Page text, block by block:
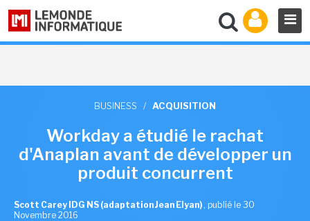
BUSINESS / ACQUISITION
Workday a étudié le rachat
d'Anaplan avant de développer un
produit concurrent
Scott Carey IDG NS (adaptation Jean Elyan) , publié le 30
Novembre 2016